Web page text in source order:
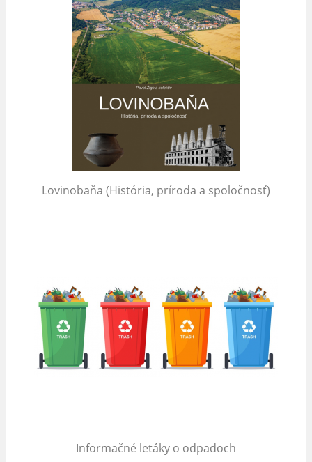
Lovinobaňa (História, príroda a spoločnosť)
Informačné letáky o odpadoch